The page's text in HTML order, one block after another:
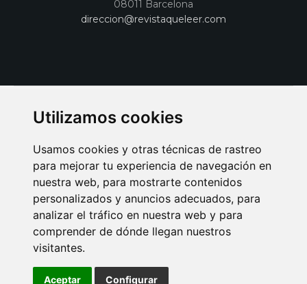
Utilizamos cookies
Usamos cookies y otras técnicas de rastreo
para mejorar tu experiencia de navegación en
nuestra web, para mostrarte contenidos
personalizados y anuncios adecuados, para
analizar el tráfico en nuestra web y para
comprender de dónde llegan nuestros
visitantes.
Aceptar Configurar
08011 Barcelona
direccion@revistaqueleer.com
AVISO LEGAL POLITICA DE COOKIES
POLITICA DE PRIVACIDAD
PUBLICIDAD EN LA REVISTA QUÉ LEER
SORTEO-PREESTRENOS
SUSCRIPCIONES
Connecor Revistas